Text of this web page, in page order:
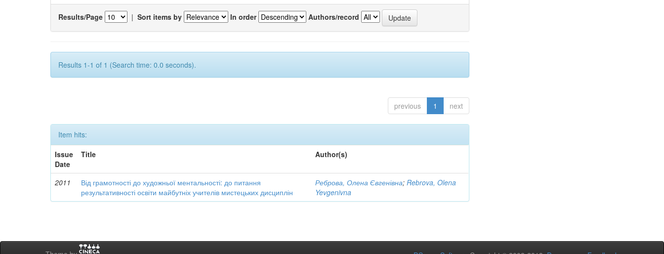
Results/Page | Sort items by In order Authors/record
Results 1-1 of 1 (Search time: 0.0 seconds).
previous 1 next
Item hits:
Issue
Date
Title Author(s)
2011
Від грамотності до художньої ментальності: до питання
результативності освіти майбутніх учителів мистецьких дисциплін
Реброва, Олена Євгенівна;Rebrova, Olena
Yevgenivna